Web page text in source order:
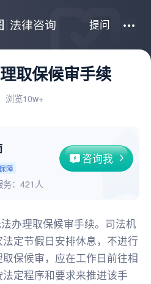
提问
取保候审手续
浏览10w+
障
咨询我
： 421人
办理取保候审手续。司法机
定节假日安排休息，不进行
保候审，应在工作日前往相
定程序和要求来推进该手